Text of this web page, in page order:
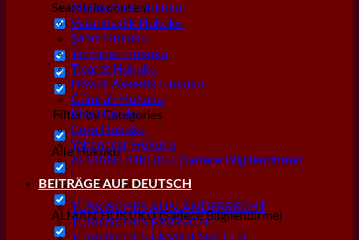
Search in content
Filter by Categories
Aile Hukuku
Alacak/İcra Hukuku
ALMAN HUKUKU (Sadece Bilgilendirme)
Alacak/İcra Hukuku
Vatandaşlık Hukuku
Şahıs Hukuku
Tazminat Hukuku
Ticaret Hukuku
Dövizli Askerlik Hukuku
Gümrük Hukuku
Kira Hukuku
Ceza Hukuku
Yabancılar Hukuku
ALMAN HUKUKU (Sadece Bilgilendirme)
BEITRÄGE AUF DEUTSCH
TÜRKISCHES AUSLÄNDERRECHT
TÜRKISCHES ERBRECHT